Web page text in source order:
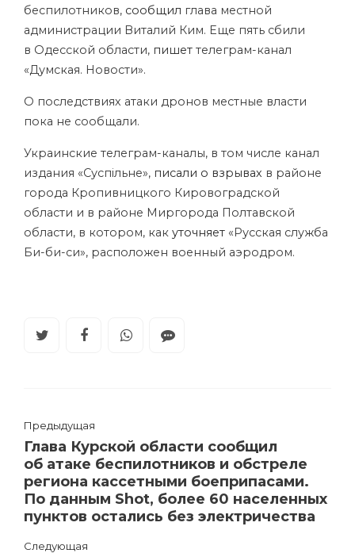
беспилотников, сообщил глава местной
администрации Виталий Ким. Еще пять сбили
в Одесской области, пишет телеграм-канал
«Думская. Новости».
О последствиях атаки дронов местные власти
пока не сообщали.
Украинские телеграм-каналы, в том числе канал
издания «Суспільне», писали о взрывах в районе
города Кропивницкого Кировоградской
области и в районе Миргорода Полтавской
области, в котором, как уточняет «Русская служба
Би-би-си», расположен военный аэродром.
Предыдущая
Глава Курской области сообщил
об атаке беспилотников и обстреле
региона кассетными боеприпасами.
По данным Shot, более 60 населенных
пунктов остались без электричества
Следующая